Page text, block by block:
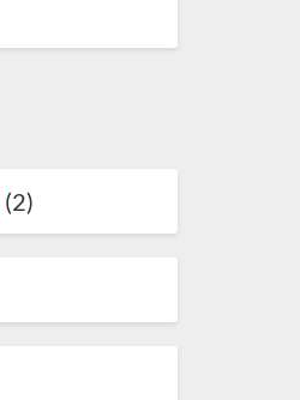
(2)